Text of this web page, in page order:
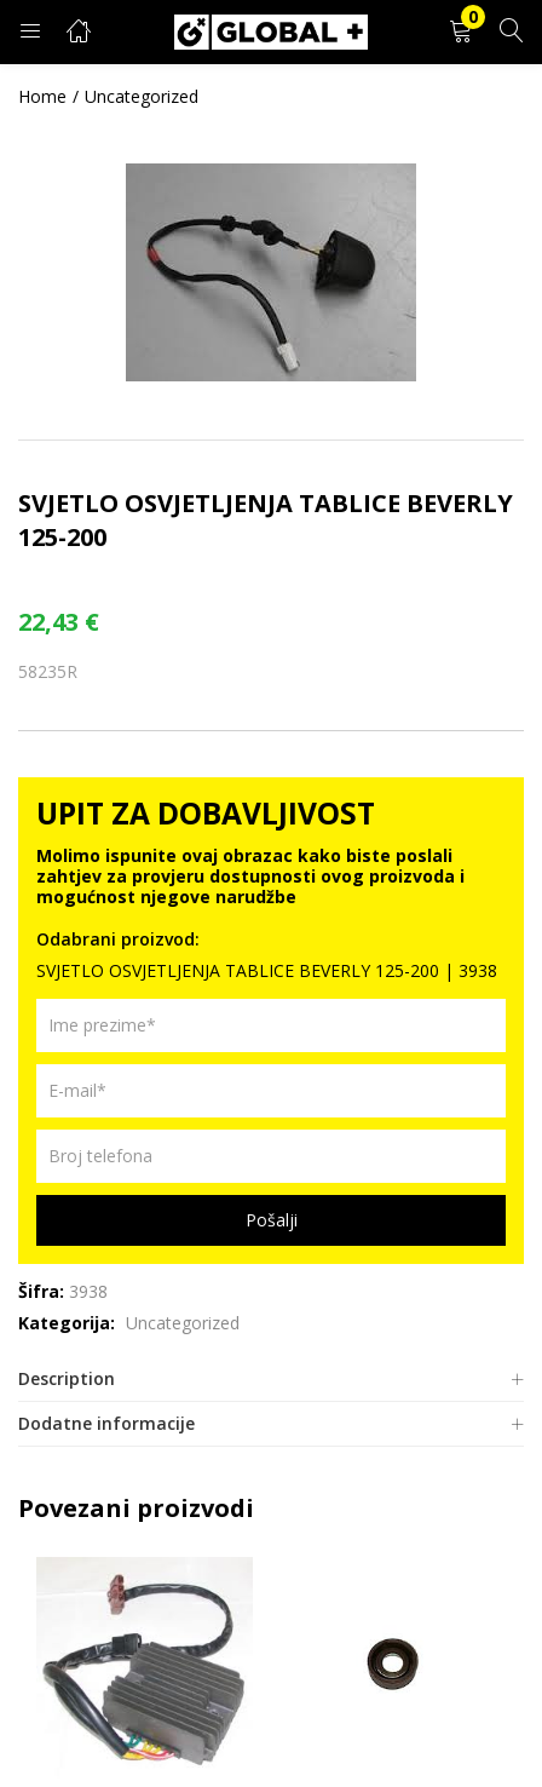
0
PRIJAVA REGISTRACIJA
Zaboravljena lozinka?
Home Uncategorized
SVJETLO OSVJETLJENJA TABLICE BEVERLY
125-200
22,43 €
58235R
UPIT ZA DOBAVLJIVOST
Molimo ispunite ovaj obrazac kako biste poslali
zahtjev za provjeru dostupnosti ovog proizvoda i
mogućnost njegove narudžbe
Odabrani proizvod:
SVJETLO OSVJETLJENJA TABLICE BEVERLY 125-200 | 3938
Pošalji
Šifra: 3938
Kategorija: Uncategorized
Description
Dodatne informacije
Povezani proizvodi